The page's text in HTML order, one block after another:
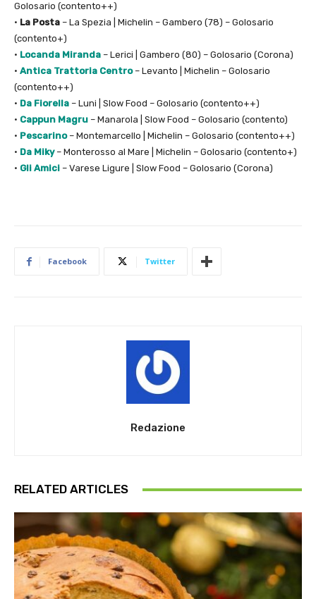
Golosario (contento++)
• La Posta – La Spezia | Michelin – Gambero (78) – Golosario
(contento+)
• Locanda Miranda – Lerici | Gambero (80) – Golosario (Corona)
• Antica Trattoria Centro– Levanto | Michelin – Golosario
(contento++)
• Da Fiorella – Luni | Slow Food – Golosario (contento++)
• Cappun Magru – Manarola | Slow Food – Golosario (contento)
• Pescarino– Montemarcello | Michelin – Golosario (contento++)
• Da Miky– Monterosso al Mare | Michelin – Golosario (contento+)
• Gli Amici – Varese Ligure | Slow Food – Golosario (Corona)
Facebook Twitter
Redazione
RELATED ARTICLES